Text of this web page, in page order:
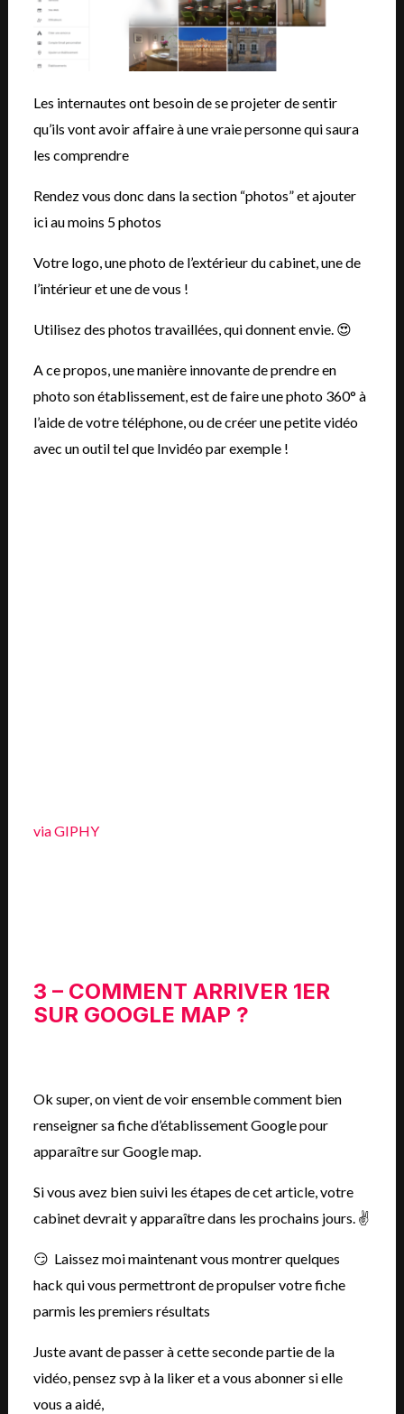
Les internautes ont besoin de se projeter de sentir
qu’ils vont avoir affaire à une vraie personne qui saura
les comprendre
Rendez vous donc dans la section “photos” et ajouter
ici au moins 5 photos
Votre logo, une photo de l’extérieur du cabinet, une de
l’intérieur et une de vous !
Utilisez des photos travaillées, qui donnent envie. 😍
A ce propos, une manière innovante de prendre en
photo son établissement, est de faire une photo 360° à
l’aide de votre téléphone, ou de créer une petite vidéo
avec un outil tel que Invidéo par exemple !
via GIPHY
3 – COMMENT ARRIVER 1ER
SUR GOOGLE MAP ?
Ok super, on vient de voir ensemble comment bien
renseigner sa fiche d’établissement Google pour
apparaître sur Google map.
Si vous avez bien suivi les étapes de cet article, votre
cabinet devrait y apparaître dans les prochains jours. ✌️
😏 Laissez moi maintenant vous montrer quelques
hack qui vous permettront de propulser votre fiche
parmis les premiers résultats
Juste avant de passer à cette seconde partie de la
vidéo, pensez svp à la liker et a vous abonner si elle
vous a aidé,